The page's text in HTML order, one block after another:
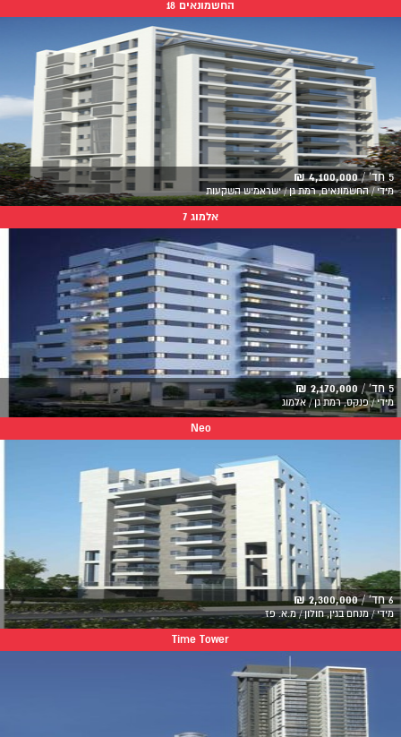
החשמונאים 18
5 חד' / 4,100,000 ₪
מידי / החשמונאים, רמת גן / ישראמיש השקעות
אלמוג 7
5 חד' / 2,170,000 ₪
מידי / פנקס, רמת גן / אלמוג
Neo
6 חד' / 2,300,000 ₪
מידי / מנחם בגין, חולון / מ.א. פז
Time Tower